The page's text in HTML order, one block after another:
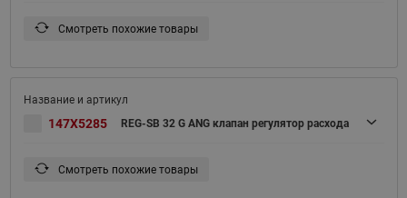
Смотреть похожие товары
147X5285 REG-SB 32 G ANG клапан регулятор расхода
Смотреть похожие товары